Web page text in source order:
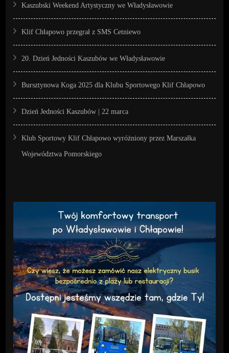
Kaszubski Weekend Artystyczny we Władysławowie
Klif Chłapowo przegrał z SMS Cetniewo
20. Dzień Jedności Kaszubów we Władysławowie
Bursztynowa Koga 2025 dla Klubu Sportowego Klif Chłapowo
Dzień Jedności Kaszubów | 22 marca
Klub Sportowy Klif Chłapowo wyróżniony przez Marszałka
Województwa Pomorskiego